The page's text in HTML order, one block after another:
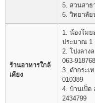
5. สวนสา
6. วิทยาลั
ร้านอาหารใกล้
เคียง
1. น้องโม
ประมาณ 1
2. โปงลา
063-
3. ตำกระเ
010389
4. บ้านเป็ด
2434799